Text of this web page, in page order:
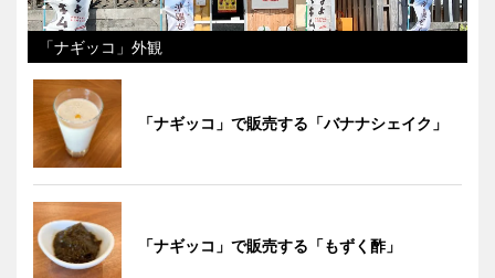
「ナギッコ」外観
「ナギッコ」で販売する「バナナシェイク」
「ナギッコ」で販売する「もずく酢」